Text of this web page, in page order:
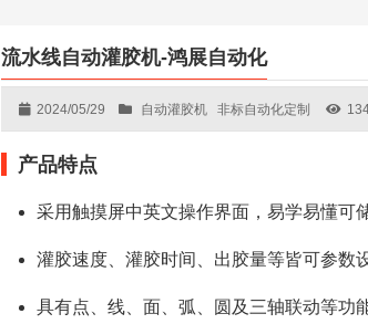
流水线自动灌胶机-鸿展自动化
2024/05/29 自动灌胶机 非标自动化定制
产品特点
采用触摸屏中英文操作界面，易学易懂可
灌胶速度、灌胶时间、出胶量等皆可参数
具有点、线、面、弧、圆及三轴联动等功